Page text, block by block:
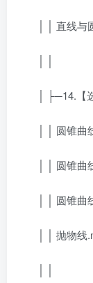
│ │ 直线
│ ├─14.
│ │ 圆锥
│ │ 圆锥
│ │ 圆锥
│ │ 抛物线